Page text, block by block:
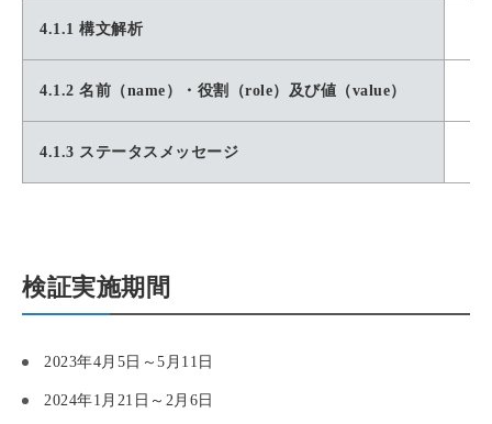
4.1.1 構文解析
4.1.2 名前（name）・役割（role）及び値（value）
4.1.3 ステータスメッセージ
検証実施期間
2023年4月5日～5月11日
2024年1月21日～2月6日